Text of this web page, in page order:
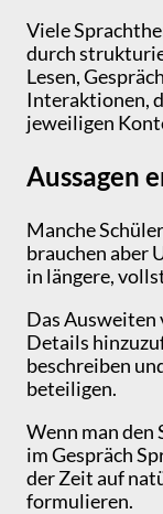
Viele
durch
Lesen,
Interaktionen,
jeweiligen
Aussagen
Manche
brauchen aber
in längere,
Das Ausweiten
Details
beschreiben
beteiligen.
Wenn man den
im Gespräch
der Zeit auf
formulieren.